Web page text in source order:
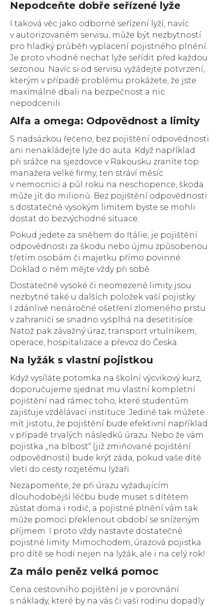
Nepodceňte dobře seřízené lyže
I taková věc jako odborné seřízení lyží, navíc
v autorizovaném servisu, může být nezbytností
pro hladký průběh vyplacení pojistného plnění.
Je proto vhodné nechat lyže seřídit před každou
sezonou. Navíc si od servisu vyžádejte potvrzení,
kterým v případě problému prokážete, že jste
maximálně dbali na bezpečnost a nic
nepodcenili.
Alfa a omega: Odpovědnost a limity
S nadsázkou řečeno, bez pojištění odpovědnosti
ani nenakládejte lyže do auta. Když například
při srážce na sjezdovce v Rakousku zraníte top
manažera velké firmy, ten stráví měsíc
v nemocnici a půl roku na neschopence, škoda
může jít do milionů. Bez pojištění odpovědnosti
s dostatečně vysokým limitem byste se mohli
dostat do bezvýchodné situace.
Pokud jedete za sněhem do Itálie, je pojištění
odpovědnosti za škodu nebo újmu způsobenou
třetím osobám či majetku přímo povinné.
Doklad o něm mějte vždy při sobě.
Dostatečně vysoké či neomezené limity jsou
nezbytné také u dalších položek vaší pojistky.
I zdánlivě nenáročné ošetření zlomeného prstu
v zahraničí se snadno vyšplhá na desetitisíce.
Natož pak závažný úraz, transport vrtulníkem,
operace, hospitalizace a převoz do Česka.
Na lyžák s vlastní pojistkou
Když vysíláte potomka na školní výcvikový kurz,
doporučujeme sjednat mu vlastní kompletní
pojištění nad rámec toho, které studentům
zajišťuje vzdělávací instituce. Jedině tak můžete
mít jistotu, že pojištění bude efektivní například
v případě trvalých následků úrazu. Nebo že vám
pojistka „na blbost“ (již zmiňované pojištění
odpovědnosti) bude krýt záda, pokud vaše dítě
vletí do cesty rozjetému lyžaři.
Nezapomeňte, že při úrazu vyžadujícím
dlouhodobější léčbu bude muset s dítětem
zůstat doma i rodič, a pojistné plnění vám tak
může pomoci překlenout období se sníženým
příjmem. I proto vždy nastavte dostatečné
pojistné limity. Mimochodem, úrazová pojistka
pro dítě se hodí nejen na lyžák, ale i na celý rok!
Za málo peněz velká pomoc
Cena cestovního pojištění je v porovnání
s náklady, které by na vás či vaši rodinu dopadly